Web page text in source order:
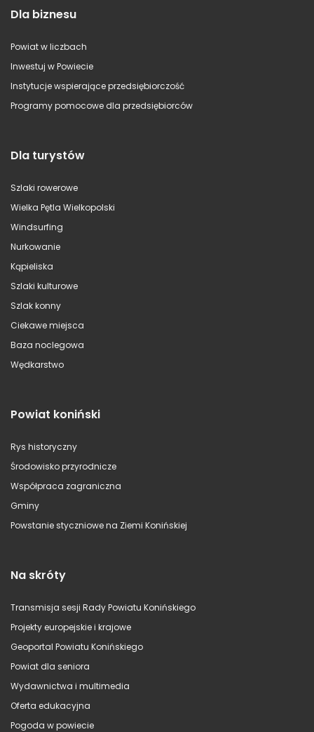
Dla biznesu
Powiat w liczbach
Inwestuj w Powiecie
Instytucje wspierające przedsiębiorczość
Programy pomocowe dla przedsiębiorców
Dla turystów
Szlaki rowerowe
Wielka Pętla Wielkopolski
Windsurfing
Nurkowanie
Kąpieliska
Szlaki kulturowe
Szlak konny
Ciekawe miejsca
Baza noclegowa
Wędkarstwo
Powiat koniński
Rys historyczny
Środowisko przyrodnicze
Współpraca zagraniczna
Gminy
Powstanie styczniowe na Ziemi Konińskiej
Na skróty
Transmisja sesji Rady Powiatu Konińskiego
Projekty europejskie i krajowe
Geoportal Powiatu Konińskiego
Powiat dla seniora
Wydawnictwa i multimedia
Oferta edukacyjna
Pogoda w powiecie